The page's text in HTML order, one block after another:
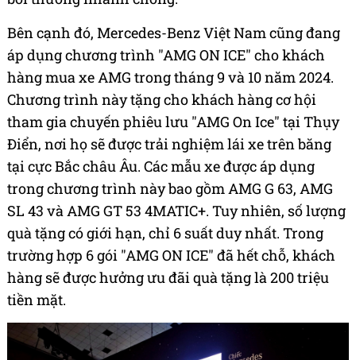
Bên cạnh đó, Mercedes-Benz Việt Nam cũng đang
áp dụng chương trình "AMG ON ICE" cho khách
hàng mua xe AMG trong tháng 9 và 10 năm 2024.
Chương trình này tặng cho khách hàng cơ hội
tham gia chuyến phiêu lưu "AMG On Ice" tại Thụy
Điển, nơi họ sẽ được trải nghiệm lái xe trên băng
tại cực Bắc châu Âu. Các mẫu xe được áp dụng
trong chương trình này bao gồm AMG G 63, AMG
SL 43 và AMG GT 53 4MATIC+. Tuy nhiên, số lượng
quà tặng có giới hạn, chỉ 6 suất duy nhất. Trong
trường hợp 6 gói "AMG ON ICE" đã hết chỗ, khách
hàng sẽ được hưởng ưu đãi quà tặng là 200 triệu
tiền mặt.